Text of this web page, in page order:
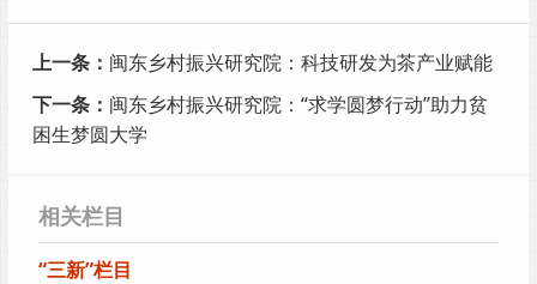
上一条： 闽东乡村振兴研究院：科技研发为茶产业赋能
下一条： 闽东乡村振兴研究院：“求学圆梦行动”助力贫
困生梦圆大学
相关栏目
“三新”栏目